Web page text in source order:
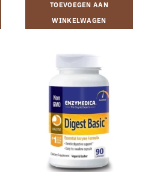
TOEVOEGEN AAN
WINKELWAGEN